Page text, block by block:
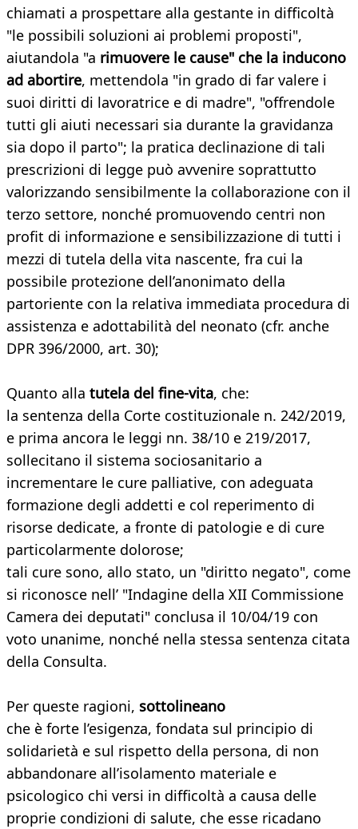
chiamati a prospettare alla gestante in difficoltà
"le possibili soluzioni ai problemi proposti",
aiutandola "a rimuovere le cause" che la inducono
ad abortire, mettendola "in grado di far valere i
suoi diritti di lavoratrice e di madre", "offrendole
tutti gli aiuti necessari sia durante la gravidanza
sia dopo il parto"; la pratica declinazione di tali
prescrizioni di legge può avvenire soprattutto
valorizzando sensibilmente la collaborazione con il
terzo settore, nonché promuovendo centri non
profit di informazione e sensibilizzazione di tutti i
mezzi di tutela della vita nascente, fra cui la
possibile protezione dell’anonimato della
partoriente con la relativa immediata procedura di
assistenza e adottabilità del neonato (cfr. anche
DPR 396/2000, art. 30);
Quanto alla tutela del fine-vita, che:
la sentenza della Corte costituzionale n. 242/2019,
e prima ancora le leggi nn. 38/10 e 219/2017,
sollecitano il sistema sociosanitario a
incrementare le cure palliative, con adeguata
formazione degli addetti e col reperimento di
risorse dedicate, a fronte di patologie e di cure
particolarmente dolorose;
tali cure sono, allo stato, un "diritto negato", come
si riconosce nell’ "Indagine della XII Commissione
Camera dei deputati" conclusa il 10/04/19 con
voto unanime, nonché nella stessa sentenza citata
della Consulta.
Per queste ragioni, sottolineano
che è forte l’esigenza, fondata sul principio di
solidarietà e sul rispetto della persona, di non
abbandonare all’isolamento materiale e
psicologico chi versi in difficoltà a causa delle
proprie condizioni di salute, che esse ricadano